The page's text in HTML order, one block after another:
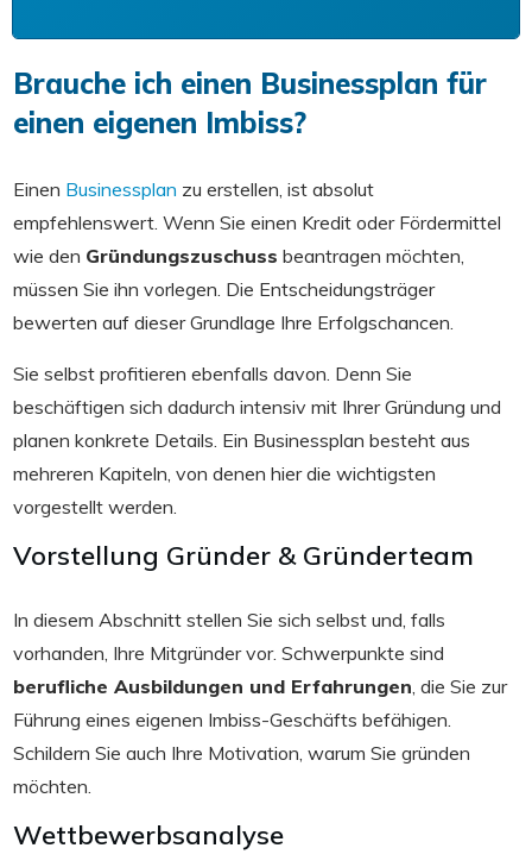
Brauche ich einen Businessplan für
einen eigenen Imbiss?
Einen Businessplan zu erstellen, ist absolut
empfehlenswert. Wenn Sie einen Kredit oder Fördermittel
wie den Gründungszuschuss beantragen möchten,
müssen Sie ihn vorlegen. Die Entscheidungsträger
bewerten auf dieser Grundlage Ihre Erfolgschancen.
Sie selbst profitieren ebenfalls davon. Denn Sie
beschäftigen sich dadurch intensiv mit Ihrer Gründung und
planen konkrete Details. Ein Businessplan besteht aus
mehreren Kapiteln, von denen hier die wichtigsten
vorgestellt werden.
Vorstellung Gründer & Gründerteam
In diesem Abschnitt stellen Sie sich selbst und, falls
vorhanden, Ihre Mitgründer vor. Schwerpunkte sind
berufliche Ausbildungen und Erfahrungen , die Sie zur
Führung eines eigenen Imbiss-Geschäfts befähigen.
Schildern Sie auch Ihre Motivation, warum Sie gründen
möchten.
Wettbewerbsanalyse